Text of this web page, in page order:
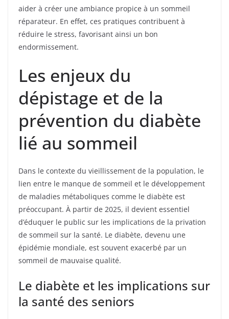
aider à créer une ambiance propice à un sommeil
réparateur. En effet, ces pratiques contribuent à
réduire le stress, favorisant ainsi un bon
endormissement.
Les enjeux du
dépistage et de la
prévention du diabète
lié au sommeil
Dans le contexte du vieillissement de la population, le
lien entre le manque de sommeil et le développement
de maladies métaboliques comme le diabète est
préoccupant. À partir de 2025, il devient essentiel
d’éduquer le public sur les implications de la privation
de sommeil sur la santé. Le diabète, devenu une
épidémie mondiale, est souvent exacerbé par un
sommeil de mauvaise qualité.
Le diabète et les implications sur
la santé des seniors